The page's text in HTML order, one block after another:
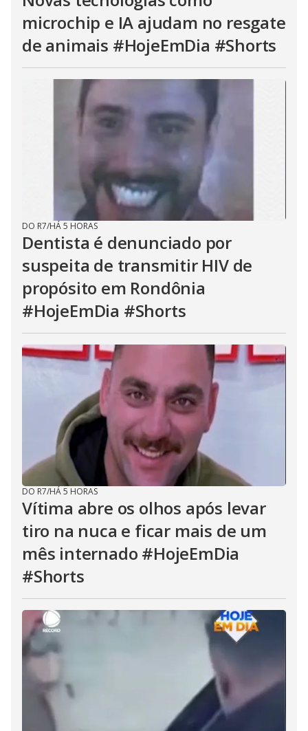
microchip e IA ajudam no resgate
de animais #HojeEmDia #Shorts
DO R7/HÁ 5 HORAS
Dentista é denunciado por
suspeita de transmitir HIV de
propósito em Rondônia
#HojeEmDia #Shorts
DO R7/HÁ 5 HORAS
Vítima abre os olhos após levar
tiro na nuca e ficar mais de um
mês internado #HojeEmDia
#Shorts